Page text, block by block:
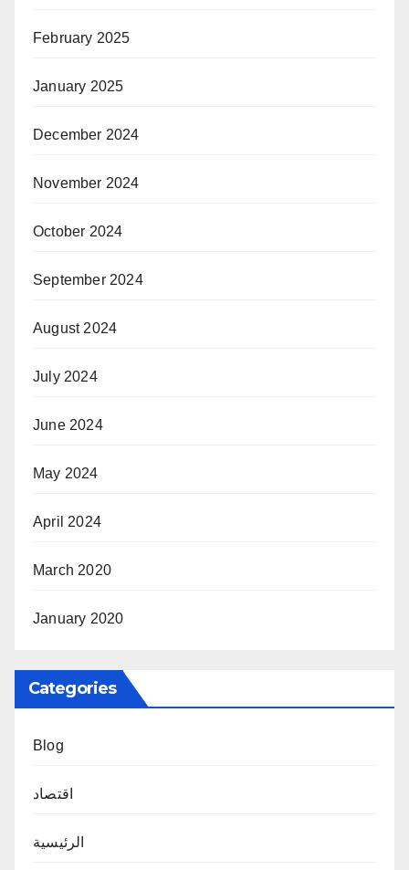
February 2025
January 2025
December 2024
November 2024
October 2024
September 2024
August 2024
July 2024
June 2024
May 2024
April 2024
March 2020
January 2020
Categories
Blog
اقتصاد
الرئيسية